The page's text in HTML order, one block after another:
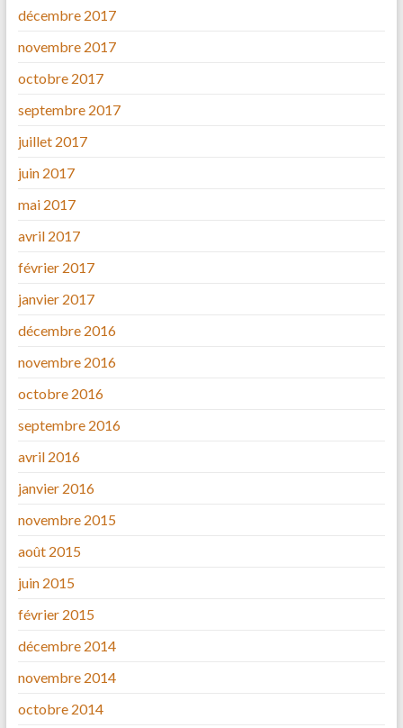
décembre 2017
novembre 2017
octobre 2017
septembre 2017
juillet 2017
juin 2017
mai 2017
avril 2017
février 2017
janvier 2017
décembre 2016
novembre 2016
octobre 2016
septembre 2016
avril 2016
janvier 2016
novembre 2015
août 2015
juin 2015
février 2015
décembre 2014
novembre 2014
octobre 2014